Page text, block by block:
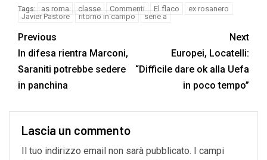
Tags: as roma classe Commenti El flaco
ex rosanero
Javier Pastore
ritorno in campo serie a
Previous
In difesa rientra Marconi,
Saraniti potrebbe sedere
in panchina
Next
Europei, Locatelli:
“Difficile dare ok alla Uefa
in poco tempo”
Lascia un commento
Il tuo indirizzo email non sarà pubblicato. I campi